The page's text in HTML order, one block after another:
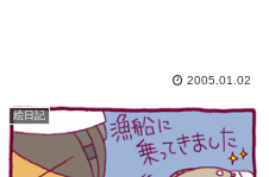
2005.01.02
絵日記